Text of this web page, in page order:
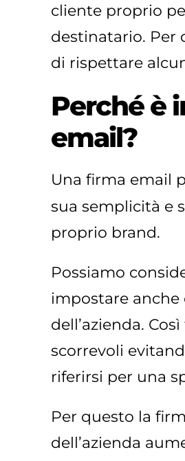
cliente proprio
destinatario. Per
di rispettare
Perché è
email?
Una firma email
sua semplicità e
proprio brand.
Possiamo
impostare
dell’azienda.
scorrevoli
riferirsi per una
Per questo la
dell’azienda